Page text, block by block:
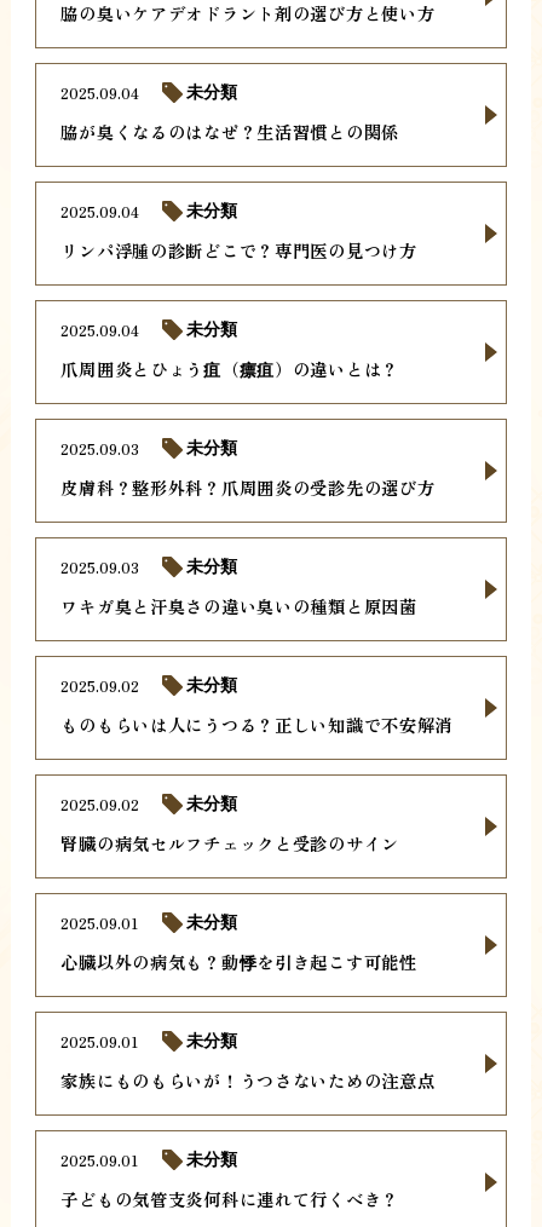
脇の臭いケアデオドラント剤の選び方と使い方
脇が臭くなるのはなぜ？生活習慣との関係
2025.09.04 未分類
リンパ浮腫の診断どこで？専門医の見つけ方
2025.09.04 未分類
爪周囲炎とひょう疽（瘭疽）の違いとは？
2025.09.04 未分類
皮膚科？整形外科？爪周囲炎の受診先の選び方
2025.09.03 未分類
ワキガ臭と汗臭さの違い臭いの種類と原因菌
2025.09.03 未分類
ものもらいは人にうつる？正しい知識で不安解消
2025.09.02 未分類
腎臓の病気セルフチェックと受診のサイン
2025.09.02 未分類
心臓以外の病気も？動悸を引き起こす可能性
2025.09.01 未分類
家族にものもらいが！うつさないための注意点
2025.09.01 未分類
子どもの気管支炎何科に連れて行くべき？
2025.09.01 未分類